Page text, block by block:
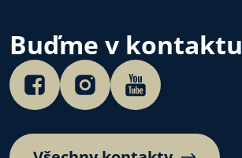
Buďme v kontaktu